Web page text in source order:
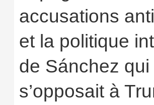
accusations
et la politique
de Sánchez qui
s’opposait à